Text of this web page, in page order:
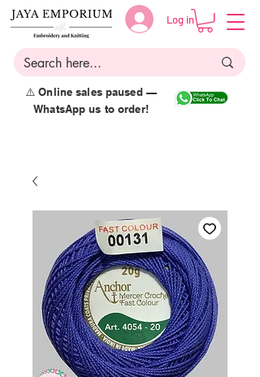
Log in
⚠️ Online sales paused —
WhatsApp us to order!